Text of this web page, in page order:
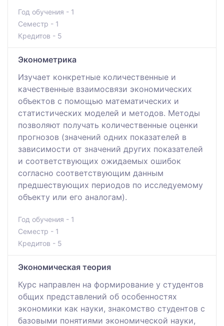
Год обучения - 1
Семестр - 1
Кредитов - 5
Эконометрика
Изучает конкретные количественные и
качественные взаимосвязи экономических
объектов с помощью математических и
статистических моделей и методов. Методы
позволяют получать количественные оценки
прогнозов (значений одних показателей в
зависимости от значений других показателей
и соответствующих ожидаемых ошибок
согласно соответствующим данным
предшествующих периодов по исследуемому
объекту или его аналогам).
Год обучения - 1
Семестр - 1
Кредитов - 5
Экономическая теория
Курс направлен на формирование у студентов
общих представлений об особенностях
экономики как науки, знакомство студентов с
базовыми понятиями экономической науки,